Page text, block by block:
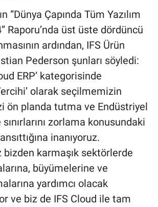
“Dünya Çapında Tüm Yazılım
Raporu’nda üst üste dördüncü
ardından, IFS Ürün
Pederson şunları söyledi:
ERP’ kategorisinde
olarak seçilmemizin
ön planda tutma ve Endüstriyel
zorlama konusundaki
inanıyoruz.
karmaşık sektörlerde
büyümelerine ve
yardımcı olacak
ve biz de IFS Cloud ile tam